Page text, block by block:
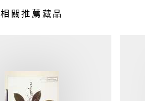
相關推薦藏品